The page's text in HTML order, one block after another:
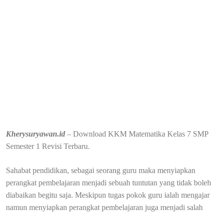
Kherysuryawan.id – Download KKM Matematika Kelas 7 SMP
Semester 1 Revisi Terbaru.
Sahabat pendidikan, sebagai seorang guru maka menyiapkan
perangkat pembelajaran menjadi sebuah tuntutan yang tidak boleh
diabaikan begitu saja. Meskipun tugas pokok guru ialah mengajar
namun menyiapkan perangkat pembelajaran juga menjadi salah